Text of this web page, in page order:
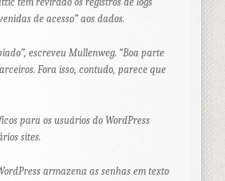
de acesso” aos dados.
escreveu Mullenweg. “Boa parte
Fora isso, contudo, parece que
para os usuários do WordPress
sites.
armazena as senhas em texto